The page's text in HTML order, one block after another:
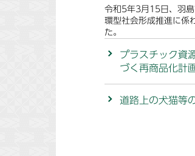
令和5年3月15日、羽
環型社会形成推進に係
た。
プラスチック資
づく再商品化計
道路上の犬猫等